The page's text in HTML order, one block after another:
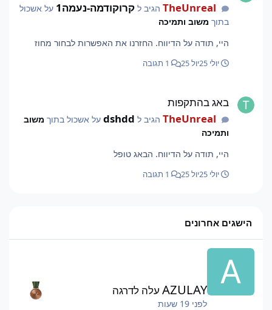
TheUnrealהגיב ל קרוקודמה-נעמה1
על אשכול
בתוך משוב ותמיכה
היי, תודה על הדיווח. החזרנו את האפשרות לבחור מחוז
יולי 25 יול 25
באג בהתקפות
TheUnrealהגיב ל dshddעל אשכול בתוך משוב
ותמיכה
היי, תודה על הדיווח. הבאג טופל
יולי 25 יול 25
הישגים אחרונים
AZULAY עלה לדרגה
לפני 19 שעות